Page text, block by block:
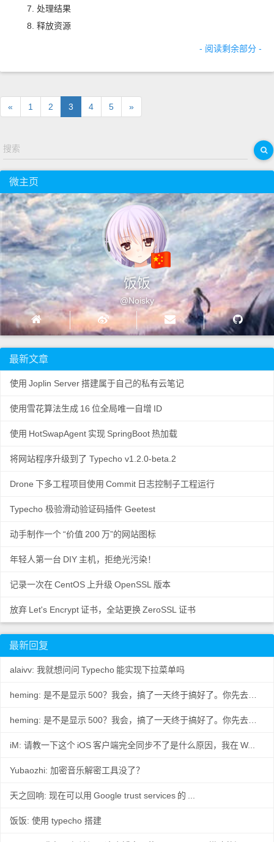
处理结果
释放资源
- 阅读剩余部分 -
« 1 2 3 4 5 »
搜索
微主页
饭饭
@Noisky
最新文章
使用 Joplin Server搭建属于自己的私有云笔记
使用雪花算法生成 16 位全局唯一自增 ID
使用 HotSwapAgent 实现 SpringBoot热加载
将网站程序升级到了 Typecho v1.2.0-beta.2
Drone 下多工程项目使用 Commit 日志控制子工程运行
Typecho 极验滑动验证码插件 Geetest
动手制作一个“价值 200万”的网站图标
年轻人第一台 DIY 主机，拒绝光污染！
记录一次在CentOS 上升级 OpenSSL 版本
放弃 Let's Encrypt证书，全站更换ZeroSSL 证书
最新回复
alaivv: 我就想问问 Typecho 能实现下拉菜单吗
heming: 是不是显示500？我会，搞了一天终于搞好了。你先去数据
heming: 是不是显示500？我会，搞了一天终于搞好了。你先去数据
iM: 请教一下这个 iOS客户端完全同步不了是什么原因，我在W...
Yubaozhi: 加密音乐解密工具没了？
天之回响: 现在可以用 Google trust services 的
饭饭: 使用 typecho 搭建